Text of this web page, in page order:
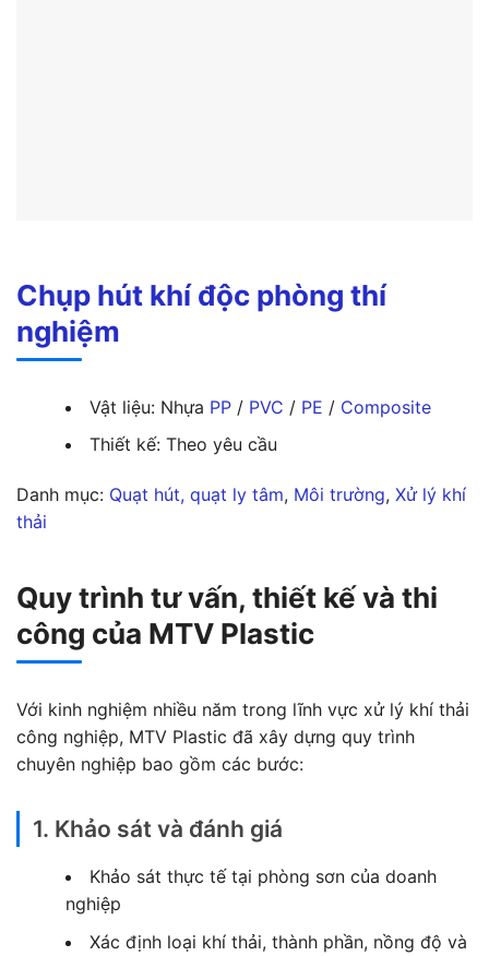
Chụp hút khí độc phòng thí
nghiệm
Vật liệu: Nhựa PP/ PVC / PE / Composite
Thiết kế: Theo yêu cầu
Danh mục: Quạt hút, quạt ly tâm, Môi trường, Xử lý khí
thải
Quy trình tư vấn, thiết kế và thi
công của MTV Plastic
Với kinh nghiệm nhiều năm trong lĩnh vực xử lý khí thải
công nghiệp, MTV Plastic đã xây dựng quy trình
chuyên nghiệp bao gồm các bước:
1. Khảo sát và đánh giá
Khảo sát thực tế tại phòng sơn của doanh
nghiệp
Xác định loại khí thải, thành phần, nồng độ và